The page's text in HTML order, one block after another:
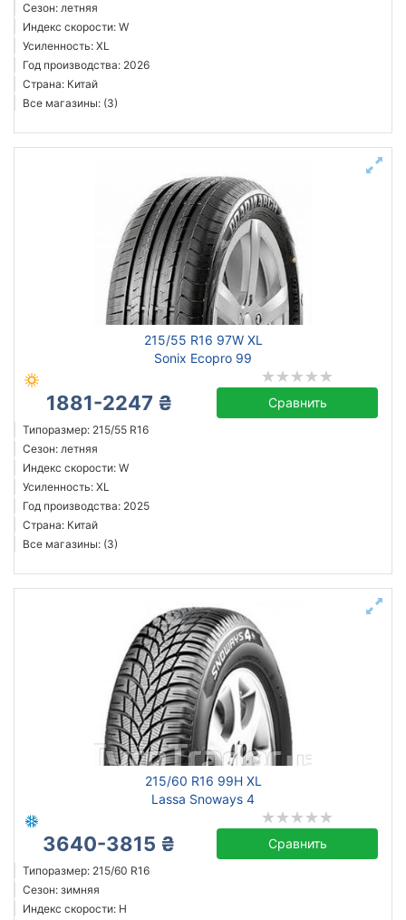
Сезон: летняя
Индекс скорости: W
Усиленность: XL
Год производства: 2026
Страна: Китай
Все магазины: (3)
215/55 R16 97W XL
Sonix Ecopro 99
1881-2247 ₴ Сравнить
Типоразмер: 215/55 R16
Сезон: летняя
Индекс скорости: W
Усиленность: XL
Год производства: 2025
Страна: Китай
Все магазины: (3)
215/60 R16 99H XL
Lassa Snoways 4
3640-3815 ₴ Сравнить
Типоразмер: 215/60 R16
Сезон: зимняя
Индекс скорости: H
Goodyear
Bridgestone
Pirelli
Все бренды
Страна производства
Подобрать